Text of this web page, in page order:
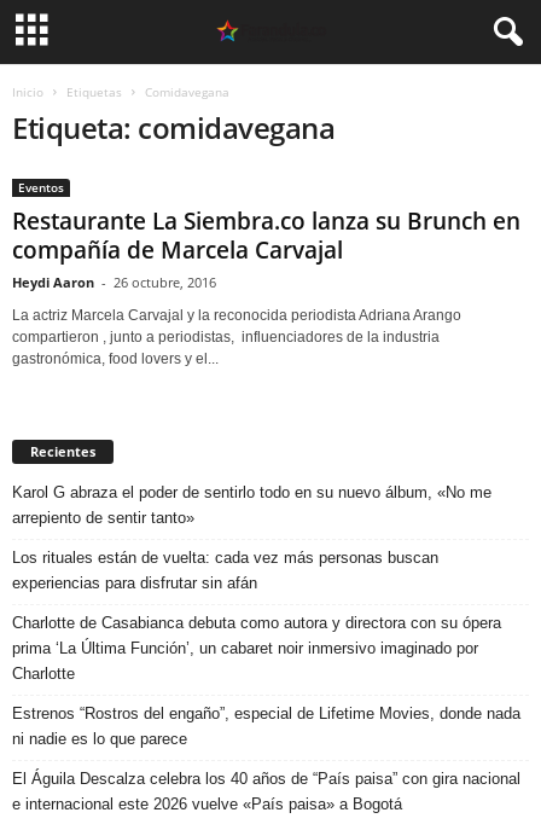
Inicio Etiquetas Comidavegana
Etiqueta: comidavegana
Eventos
Restaurante La Siembra.co lanza su Brunch en
compañía de Marcela Carvajal
Heydi Aaron - 26 octubre, 2016
La actriz Marcela Carvajal y la reconocida periodista Adriana Arango
compartieron , junto a periodistas, influenciadores de la industria
gastronómica, food lovers y el...
Recientes
Karol G abraza el poder de sentirlo todo en su nuevo álbum, «No me
arrepiento de sentir tanto»
Los rituales están de vuelta: cada vez más personas buscan
experiencias para disfrutar sin afán
Charlotte de Casabianca debuta como autora y directora con su ópera
prima ‘La Última Función’, un cabaret noir inmersivo imaginado por
Charlotte
Estrenos “Rostros del engaño”, especial de Lifetime Movies, donde nada
ni nadie es lo que parece
El Águila Descalza celebra los 40 años de “País paisa” con gira nacional
e internacional este 2026 vuelve «País paisa» a Bogotá